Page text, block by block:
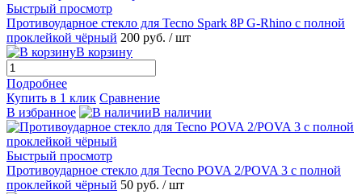
Быстрый просмотр
Противоударное стекло для Tecno Spark 8P G-Rhino с полной
проклейкой чёрный 200 руб. / шт
В корзину
Подробнее
Купить в 1 клик Сравнение
В избранное
В наличии
Быстрый просмотр
Противоударное стекло для Tecno POVA 2/POVA 3 с полной
проклейкой чёрный 50 руб. / шт